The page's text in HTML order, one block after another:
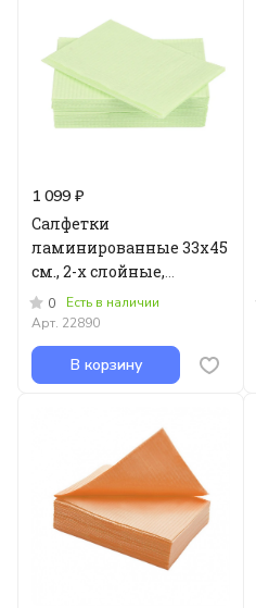
1 099 ₽
Салфетки
ламинированные 33х45
см., 2-х слойные,
рифленая бумага/
полиэтилен, салатовые,
500 шт в уп
0
Есть в наличии
Арт. 22890
В корзину